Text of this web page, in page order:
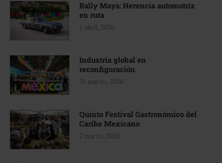
Rally Maya: Herencia automotriz
en ruta
1 abril, 2026
Industria global en
reconfiguración
31 marzo, 2026
Quinto Festival Gastronómico del
Caribe Mexicano
2 marzo, 2026